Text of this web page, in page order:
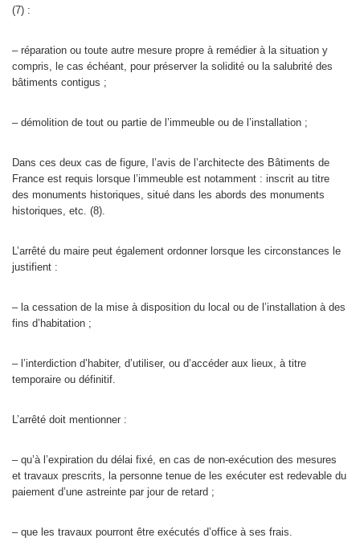
(7) :
– réparation ou toute autre mesure propre à remédier à la situation y
compris, le cas échéant, pour préserver la solidité ou la salubrité des
bâtiments contigus ;
– démolition de tout ou partie de l’immeuble ou de l’installation ;
Dans ces deux cas de figure, l’avis de l’architecte des Bâtiments de
France est requis lorsque l’immeuble est notamment : inscrit au titre
des monuments historiques, situé dans les abords des monuments
historiques, etc. (8).
L’arrêté du maire peut également ordonner lorsque les circonstances le
justifient :
– la cessation de la mise à disposition du local ou de l’installation à des
fins d’habitation ;
– l’interdiction d’habiter, d’utiliser, ou d’accéder aux lieux, à titre
temporaire ou définitif.
L’arrêté doit mentionner :
– qu’à l’expiration du délai fixé, en cas de non-exécution des mesures
et travaux prescrits, la personne tenue de les exécuter est redevable du
paiement d’une astreinte par jour de retard ;
– que les travaux pourront être exécutés d’office à ses frais.